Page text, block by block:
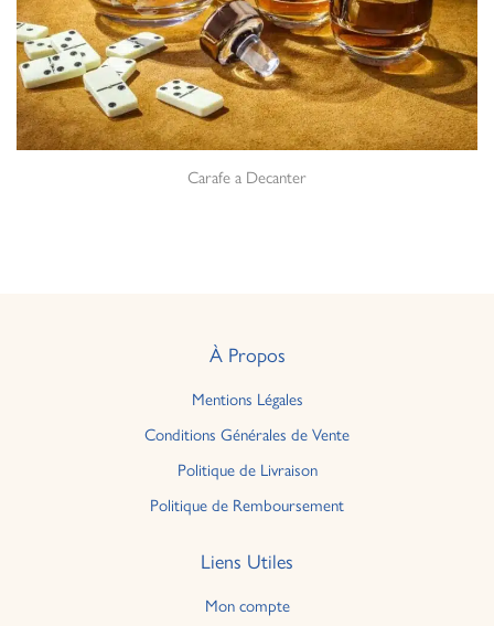
Carafe a Decanter
À Propos
Mentions Légales
Conditions Générales de Vente
Politique de Livraison
Politique de Remboursement
Liens Utiles
Mon compte